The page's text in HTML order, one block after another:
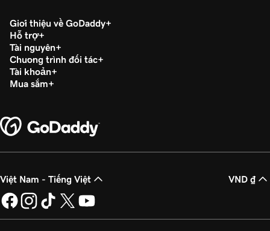
Giới thiệu về GoDaddy
Hỗ trợ
Tài nguyên
Chương trình đối tác
Tài khoản
Mua sắm
Việt Nam - Tiếng Việt VND ₫